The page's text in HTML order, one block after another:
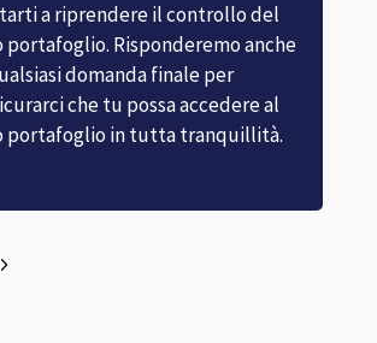
a riprendere il controllo del
portafoglio. Risponderemo anche
domanda finale per
che tu possa accedere al
portafoglio in tutta tranquillità.